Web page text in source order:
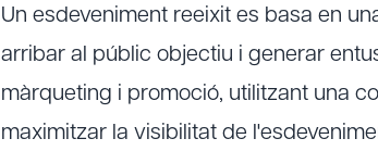
Un esdeveniment reeixit es basa en
arribar al públic objectiu i generar
màrqueting i promoció, utilitzant una
maximitzar la visibilitat de